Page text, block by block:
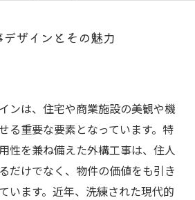
ザインとその魅力
ンは、住宅や商業施設の美観や機
る重要な要素となっています。特
性を兼ね備えた外構工事は、住人
だけでなく、物件の価値をも引き
います。近年、洗練された現代的